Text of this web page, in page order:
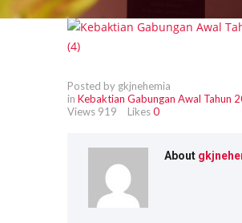
Posted by gkjnehemia
in Kebaktian Gabungan Awal Tahun
Views 919 Likes0
About